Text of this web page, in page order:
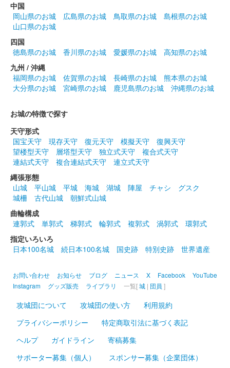
中国
岡山県のお城
広島県のお城 鳥取県のお城
島根県のお城
山口県のお城
四国
徳島県のお城
香川県のお城 愛媛県のお城
高知県のお城
九州 / 沖縄
福岡県のお城
佐賀県のお城 長崎県のお城
熊本県のお城
大分県のお城
宮崎県のお城 鹿児島県のお城 沖縄県のお城
お城の特徴で探す
天守形式
国宝天守
現存天守 復元天守 模擬天守
復興天守
望楼型天守
層塔型天守 独立式天守
複合式天守
連結式天守
複合連結式天守
連立式天守
縄張形態
山城
平山城 平城 海城 湖城 陣屋 チャシ
グスク
城柵
古代山城
朝鮮式山城
曲輪構成
連郭式
単郭式 梯郭式 輪郭式 複郭式 渦郭式
環郭式
指定いろいろ
日本100名城
続日本100名城 国史跡 特別史跡 世界遺産
お問い合わせ お知らせ ブログ ニュース X Facebook
YouTube
Instagram
グッズ販売 ライブラリ 一覧[城 | 団員 ]
攻城団について 攻城団の使い方
利用規約
プライバシーポリシー
特定商取引法に基づく表記
ヘルプ
ガイドライン
寄稿募集
サポーター募集（個人）
スポンサー募集（企業団体）